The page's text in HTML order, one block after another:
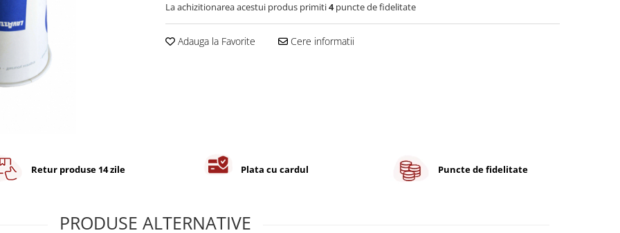
La achizitionarea acestui produs primiti4puncte de fidelitate
Adauga la Favorite Cere informatii
Retur produse 14 zile Plata cu cardul Puncte de fidelitate
PRODUSE ALTERNATIVE